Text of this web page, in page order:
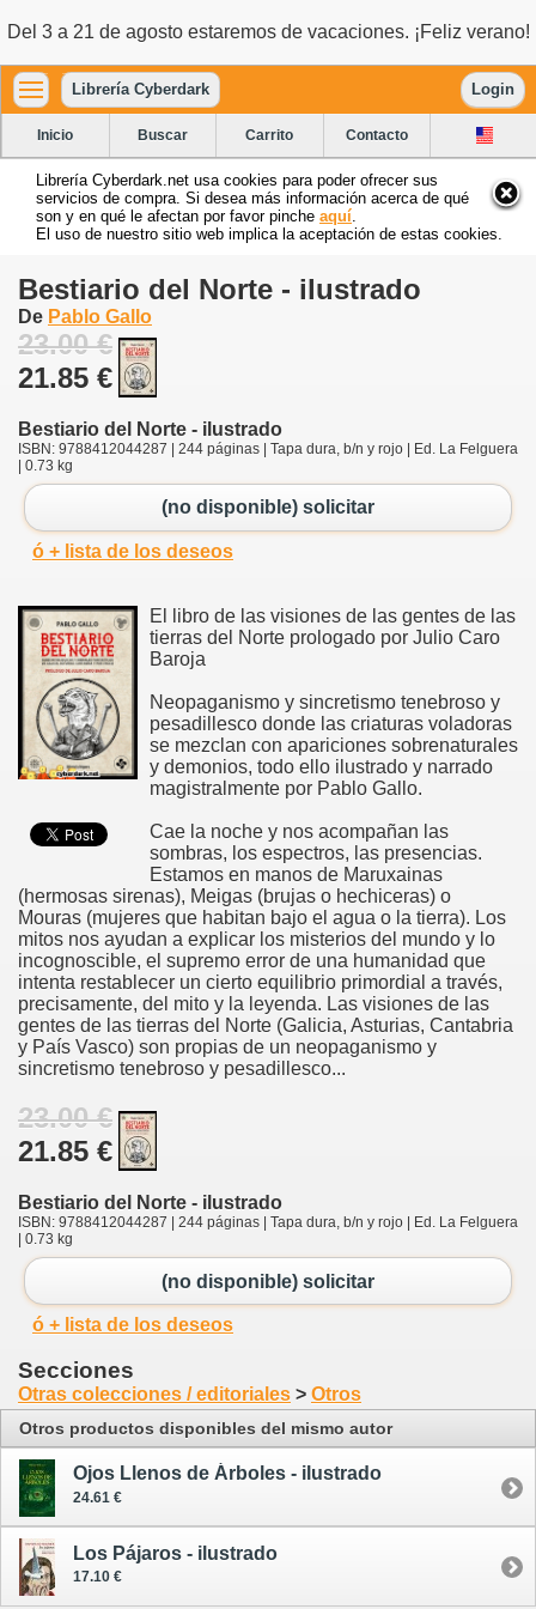
Del 3 a 21 de agosto estaremos de vacaciones. ¡Feliz verano!
Librería Cyberdark Login
Inicio Buscar Carrito Contacto
Librería Cyberdark.net usa cookies para poder ofrecer sus
servicios de compra. Si desea más información acerca de qué
son y en qué le afectan por favor pinche aquí
El uso de nuestro sitio web implica la aceptación de estas cookies.
Bestiario del Norte - ilustrado
De Pablo Gallo
23.00 €
21.85 €
Bestiario del Norte - ilustrado
ISBN: 9788412044287 | 244 páginas | Tapa dura, b/n y rojo | Ed. La Felguera
| 0.73 kg
(no disponible) solicitar
ó + lista de los deseos
El libro de las visiones de las gentes de las
tierras del Norte prologado por Julio Caro
Baroja
Neopaganismo y sincretismo tenebroso y
pesadillesco donde las criaturas voladoras
se mezclan con apariciones sobrenaturales
y demonios, todo ello ilustrado y narrado
magistralmente por Pablo Gallo.
Cae la noche y nos acompañan las
sombras, los espectros, las presencias.
Estamos en manos de Maruxainas
(hermosas sirenas), Meigas (brujas o hechiceras) o
Mouras (mujeres que habitan bajo el agua o la tierra). Los
mitos nos ayudan a explicar los misterios del mundo y lo
incognoscible, el supremo error de una humanidad que
intenta restablecer un cierto equilibrio primordial a través,
precisamente, del mito y la leyenda. Las visiones de las
gentes de las tierras del Norte (Galicia, Asturias, Cantabria
y País Vasco) son propias de un neopaganismo y
sincretismo tenebroso y pesadillesco...
23.00 €
21.85 €
Bestiario del Norte - ilustrado
ISBN: 9788412044287 | 244 páginas | Tapa dura, b/n y rojo | Ed. La Felguera
| 0.73 kg
(no disponible) solicitar
ó + lista de los deseos
Secciones
Otras colecciones / editoriales > Otros
Otros productos disponibles del mismo autor
Ojos Llenos de Árboles - ilustrado
24.61 €
Los Pájaros - ilustrado
17.10 €